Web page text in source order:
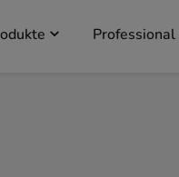
Professional